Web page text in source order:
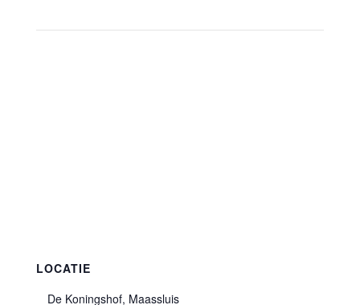
LOCATIE
De Koningshof, Maassluis